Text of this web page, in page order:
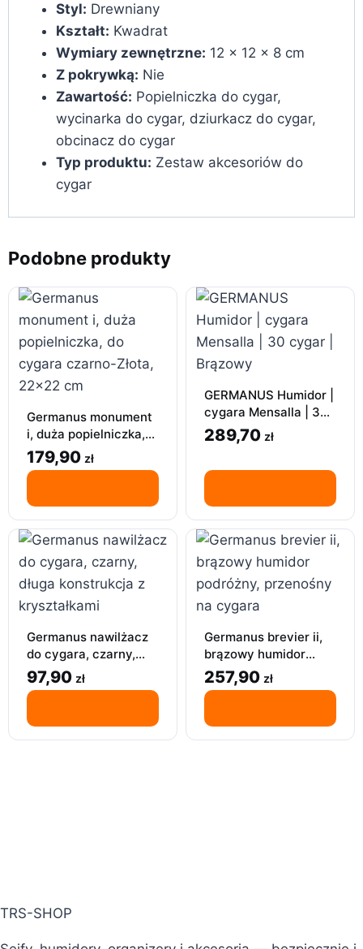
Styl: Drewniany
Kształt: Kwadrat
Wymiary zewnętrzne: 12 x 12 x 8 cm
Z pokrywką: Nie
Zawartość: Popielniczka do cygar,
wycinarka do cygar, dziurkacz do cygar,
obcinacz do cygar
Typ produktu: Zestaw akcesoriów do
cygar
Podobne produkty
Germanus monument
i, duża popielniczka,
do cygara czarno-
Złota, 22×22 cm
179,90 zł
GERMANUS Humidor |
cygara Mensalla | 30
cygar | Brązowy
289,70 zł
Germanus nawilżacz
do cygara, czarny,
długa konstrukcja z
kryształkami
97,90 zł
Germanus brevier ii,
brązowy humidor
podróżny, przenośny
na cygara
257,90 zł
TRS-SHOP